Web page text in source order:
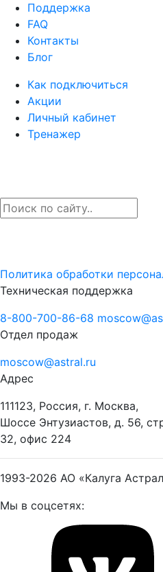
Поддержка
FAQ
Контакты
Блог
Как подключиться
Акции
Личный кабинет
Тренажер
Политика обработки
Техническая поддержка
8-800-700-86-68
Отдел продаж
moscow@astral.ru
Адрес
111123, Россия, г. Москва,
Шоссе Энтузиастов, д. 56,
32, офис 224
1993-2026 АО «Калуга
Мы в соцсетях: